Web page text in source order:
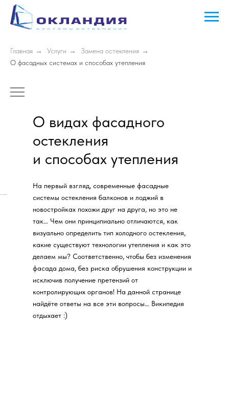
Главная → Услуги → Замена остекления →
О фасадных системах и способах утепления
О видах фасадного
остекления
и способах утепления
На первый взгляд, современные фасадные
системы остекления балконов и лоджий в
новостройках похожи друг на друга, но это не
так… Чем они принципиально отличаются, как
визуально определить тип холодного остекления,
какие существуют технологии утепления и как это
делаем мы? Соответственно, чтобы без изменения
фасада дома, без риска обрушения конструкции и
исключив получение претензий от
контролирующих органов! На данной странице
найдёте ответы на все эти вопросы… Википедия
отдыхает :)